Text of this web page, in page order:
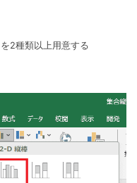
2種類以上用意する